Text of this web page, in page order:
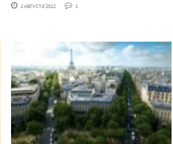
2 АВГУСТА'2012 1